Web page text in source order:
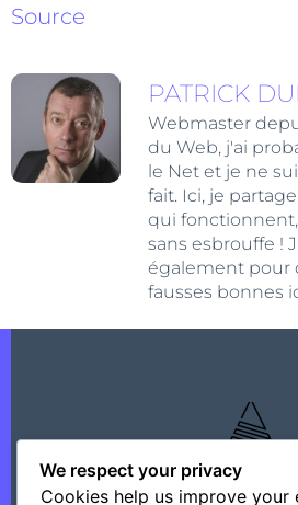
Source
PATRICK
Webmaster
du Web, j'ai
le Net et je ne
fait. Ici, je
qui
sans esbrouffe !
également pour
fausses bonnes
We respect your privacy
Cookies help us improve your